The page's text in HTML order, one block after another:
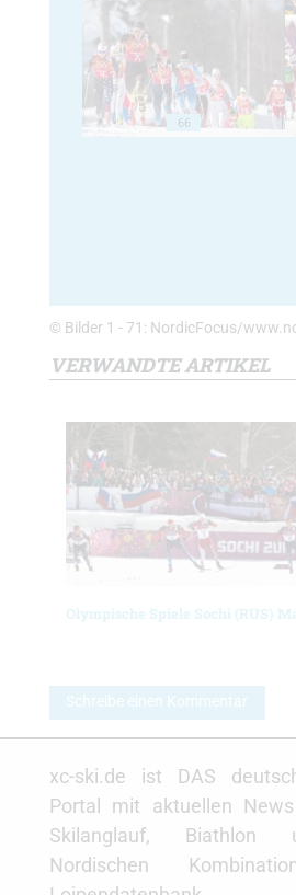
66
© Bilder 1 - 71: NordicFocus/
VERWANDTE ARTIKEL
Olympische Spiele Sochi (RUS)
Schreibe einen Kommentar
xc-ski.de ist DAS
Portal mit aktuellen
Skilanglauf, Biathlon
Nordischen